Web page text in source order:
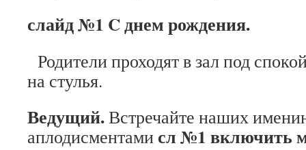
слайд №1 Cднем рождения.
Родители проходят в зал под
на стулья.
Ведущий.Встречайте наших
аплодисментами сл №1 включить